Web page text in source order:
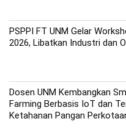
PSPPI FT UNM Gelar
2026, Libatkan Industri dan
Dosen UNM Kembangkan
Farming Berbasis IoT dan
Ketahanan Pangan